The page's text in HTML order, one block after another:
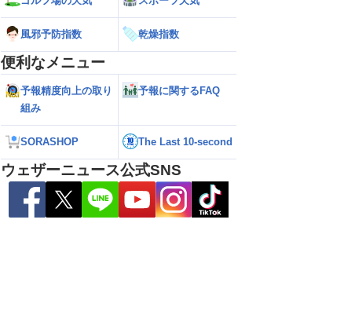
風邪予防指数 乾燥指数
便利なメニュー
予報精度向上の取り
組み
予報に関するFAQ
SORASHOP The Last 10-second
ウェザーニュース公式SNS